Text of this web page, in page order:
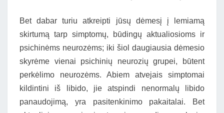
Bet dabar turiu atkreipti jūsų dėmesį į lemiamą
skirtumą tarp simptomų, būdingų aktualiosioms ir
psichinėms neurozėms; iki šiol daugiausia dėmesio
skyrėme vienai psichinių neurozių grupei, būtent
perkėlimo neurozėms. Abiem atvejais simptomai
kildintini iš libido, jie atspindi nenormalų libido
panaudojimą, yra pasitenkinimo pakaitalai. Bet